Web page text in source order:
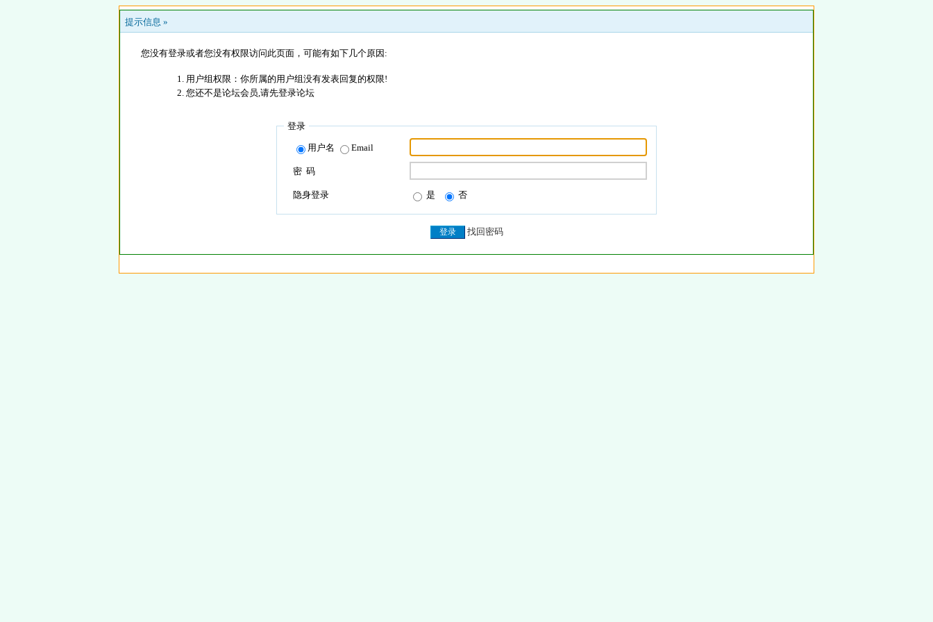
提示信息 »
您没有登录或者您没有权限访问此页面，可能有如下几个原因:
用户组权限：你所属的用户组没有发表回复的权限!
您还不是论坛会员,请先登录论坛
登录
用户名 Email
密 码
隐身登录 是 否
找回密码